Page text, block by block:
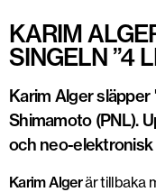
KARIM
SINGELN ”4
Karim Alger
Shimamoto (PNL).
och neo-
Karim Algerär tillbaka